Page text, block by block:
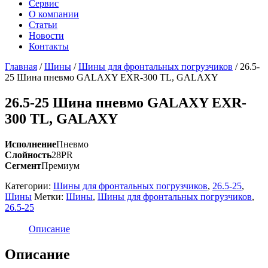
Сервис
О компании
Статьи
Новости
Контакты
Главная /Шины /Шины для фронтальных погрузчиков / 26.5-
25 Шина пневмо GALAXY EXR-300 TL, GALAXY
26.5-25 Шина пневмо GALAXY EXR-
300 TL, GALAXY
ИсполнениеПневмо
Слойность28PR
СегментПремиум
Категории: Шины для фронтальных погрузчиков, 26.5-25,
Шины Метки: Шины, Шины для фронтальных погрузчиков,
26.5-25
Описание
Описание